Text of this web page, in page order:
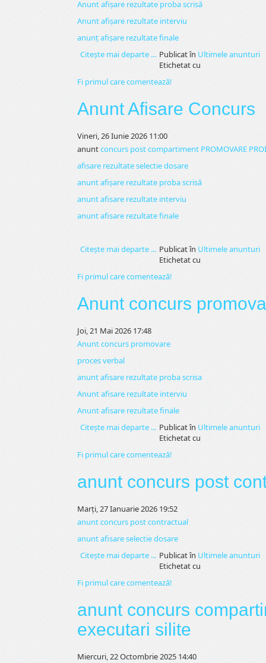
Anunt afișare rezultate proba scrisă
Anunt afișare rezultate interviu
anunț afișare rezultate finale
Citeşte mai departe ... Publicat în Ultimele anunturi
Etichetat cu
Fi primul care comentează!
Anunt Afisare Concurs
Vineri, 26 Iunie 2026 11:00
anuntconcurs post compartiment PROMOVARE
afisare rezultate selectie dosare
anunt afișare rezultate proba scrisă
anunt afisare rezultate interviu
anunt afisare rezultate finale
Citeşte mai departe ... Publicat în Ultimele anunturi
Etichetat cu
Fi primul care comentează!
Anunt concurs
Joi, 21 Mai 2026 17:48
Anunt concurs promovare
proces verbal
anunt afisare rezultate proba scrisa
Anunt afisare rezultate interviu
Anunt afisare rezultate finale
Citeşte mai departe ... Publicat în Ultimele anunturi
Etichetat cu
Fi primul care comentează!
anunt concurs post
Marți, 27 Ianuarie 2026 19:52
anunt concurs post contractual
anunt afisare selectie dosare
Citeşte mai departe ... Publicat în Ultimele anunturi
Etichetat cu
Fi primul care comentează!
anunt concurs
executari silite
Miercuri, 22 Octombrie 2025 14:40